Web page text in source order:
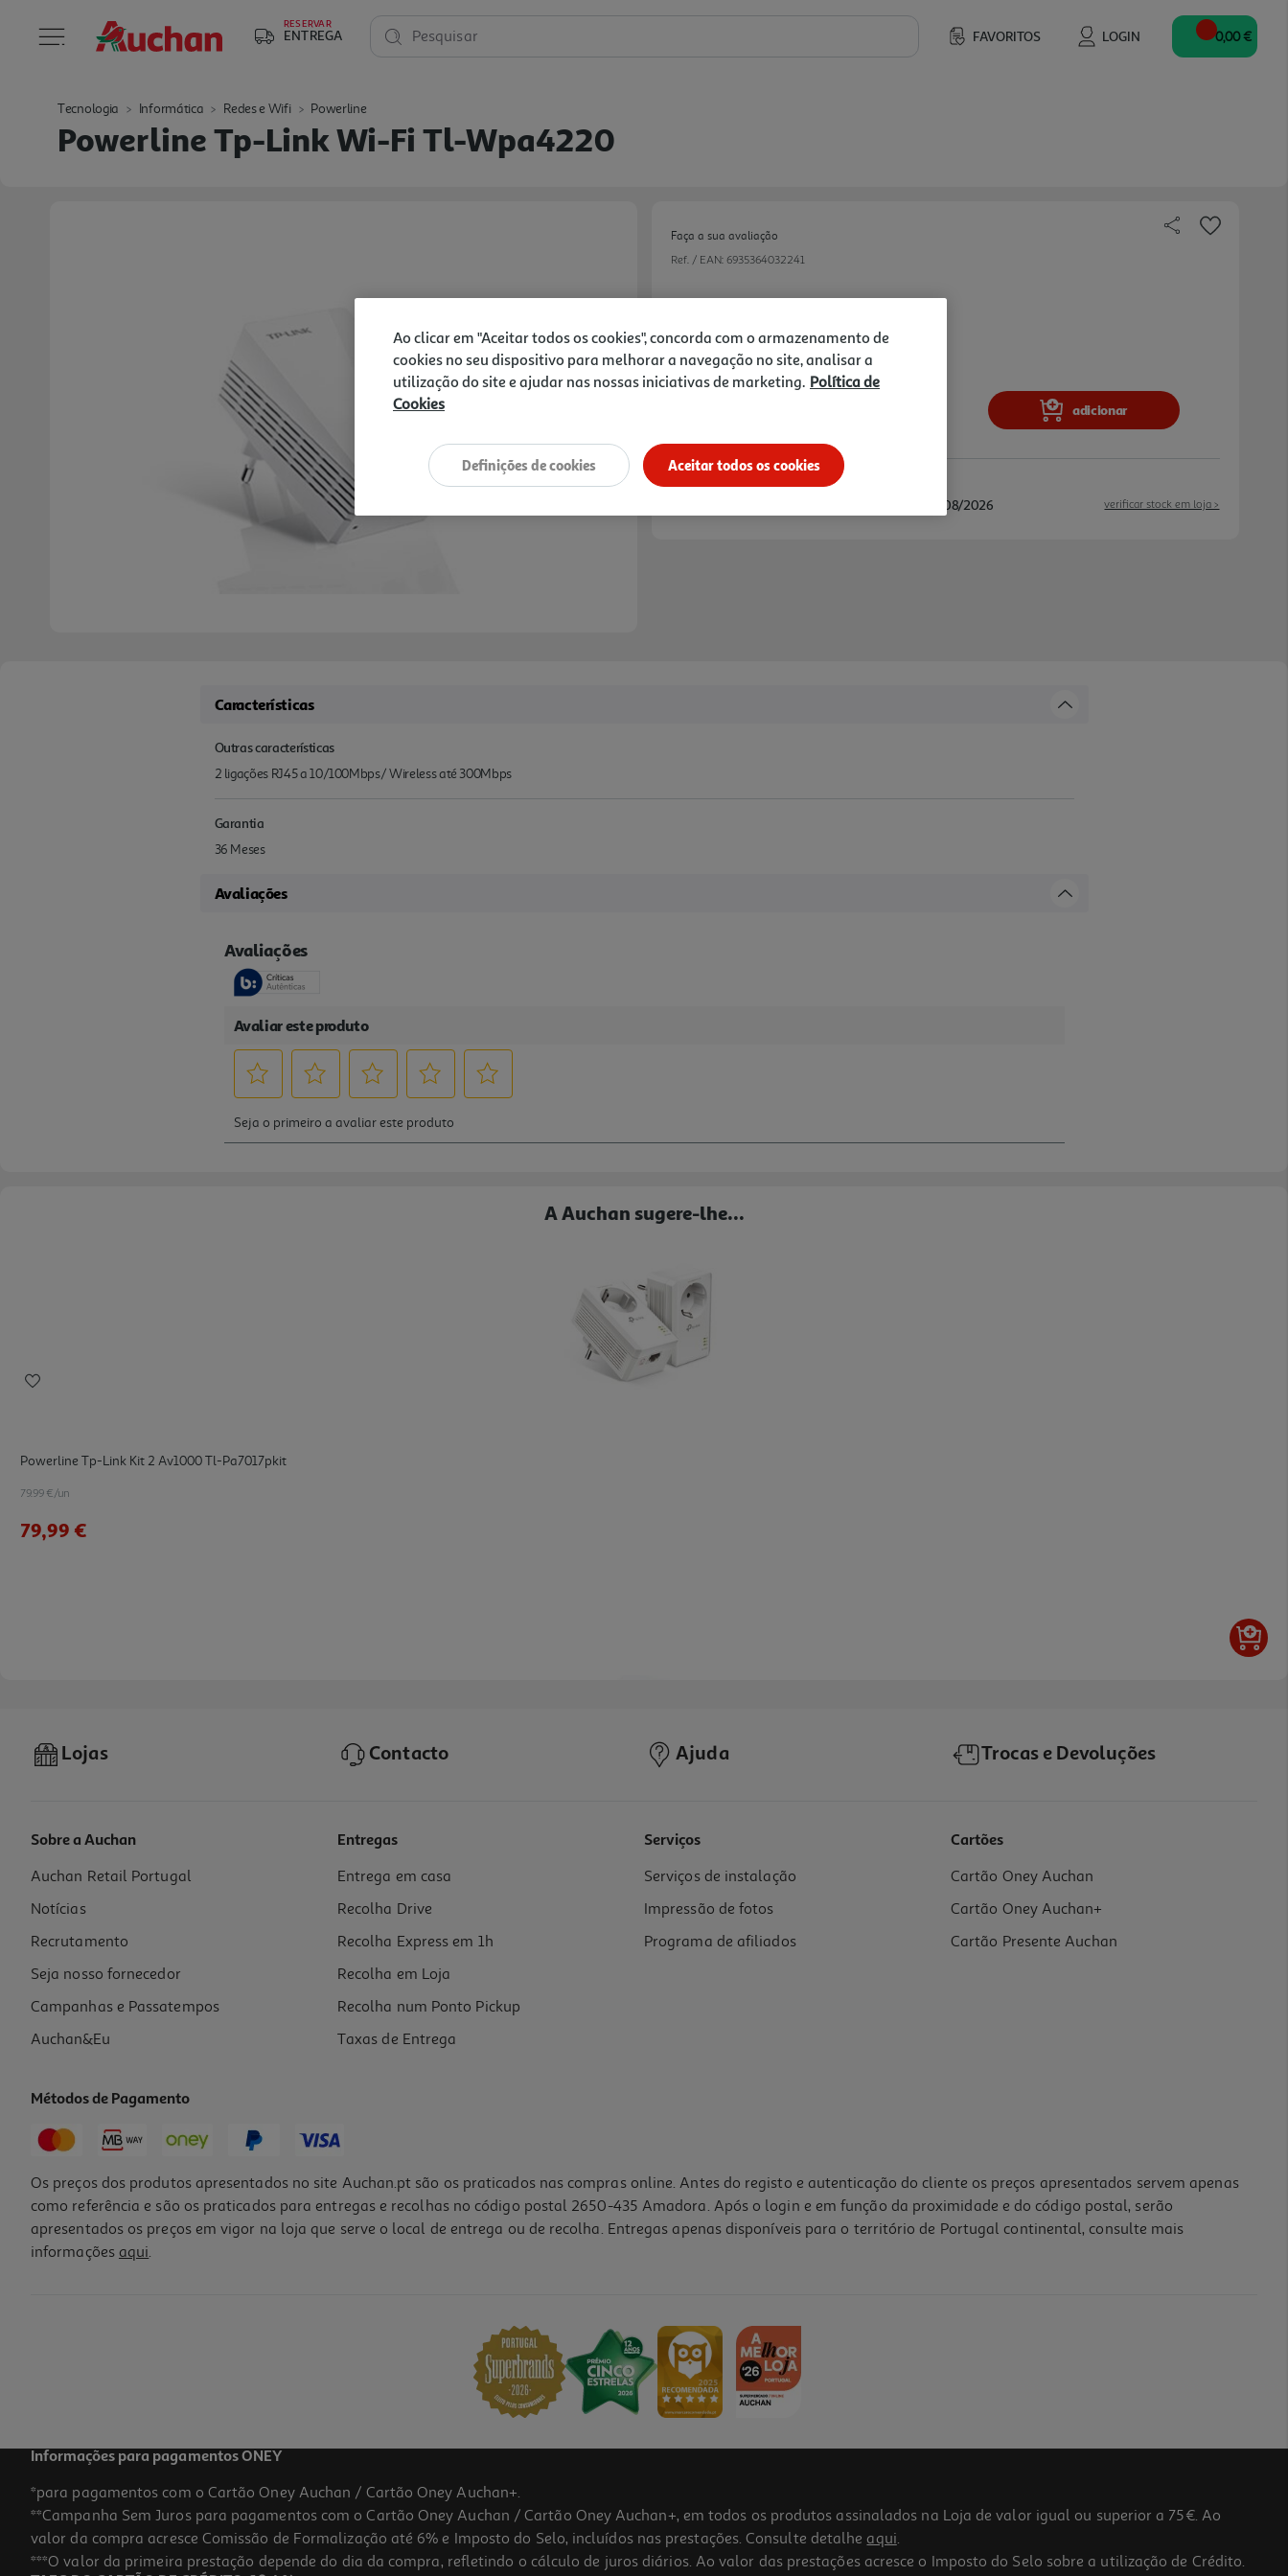
RESERVAR
ENTREGA FAVORITOS LOGIN
Pesquisar 0,00 €
Tecnologia Informática Redes e Wifi Powerline
Powerline Tp-Link Wi-Fi Tl-Wpa4220
Faça a sua avaliação
Ref. / EAN: 6935364032241
39,99 €
adicionar
verificar stock em loja >
12/08/2026 e 13/08/2026
Características
Outras características
2 ligações RJ45 a 10/100Mbps/ Wireless até 300Mbps
Garantia
36 Meses
Avaliações
A Auchan sugere-lhe...
Powerline Tp-Link Kit 2 Av1000 Tl-Pa7017pkit
79.99 €/un
79,99 €
Kit Powerline Tp-Link Tl-Wpa8631pkit 1200mbps
139.99 €/un
139,99 €
Lojas Contacto Ajuda Trocas e Devoluções
Sobre a Auchan
Auchan Retail Portugal
Notícias
Recrutamento
Seja nosso fornecedor
Campanhas e Passatempos
Auchan&Eu
Entregas
Entrega em casa
Recolha Drive
Recolha Express em 1h
Recolha em Loja
Recolha num Ponto Pickup
Taxas de Entrega
Serviços
Serviços de instalação
Impressão de fotos
Programa de afiliados
Cartões
Cartão Oney Auchan
Cartão Oney Auchan+
Cartão Presente Auchan
Métodos de Pagamento
Os preços dos produtos apresentados no site Auchan.pt são os praticados nas compras online. Antes do registo e autenticação do cliente os preços apresentados servem apenas
como referência e são os praticados para entregas e recolhas no código postal 2650-435 Amadora. Após o login e em função da proximidade e do código postal, serão
apresentados os preços em vigor na loja que serve o local de entrega ou de recolha. Entregas apenas disponíveis para o território de Portugal continental, consulte mais
informações aqui.
Informações para pagamentos ONEY
*para pagamentos com o Cartão Oney Auchan / Cartão Oney Auchan+.
**Campanha Sem Juros para pagamentos com o Cartão Oney Auchan / Cartão Oney Auchan+, em todos os produtos assinalados na Loja de valor igual ou superior a 75€. Ao
valor da compra acresce Comissão de Formalização até 6% e Imposto do Selo, incluídos nas prestações. Consulte detalhe aqui.
***O valor da primeira prestação depende do dia da compra, refletindo o cálculo de juros diários. Ao valor das prestações acresce o Imposto do Selo sobre a utilização de Crédito.
Ao clicar em "Aceitar todos os cookies", concorda com o armazenamento de
cookies no seu dispositivo para melhorar a navegação no site, analisar a
utilização do site e ajudar nas nossas iniciativas de marketing. Política de
Cookies
Aceitar todos os cookies
Definições de cookies